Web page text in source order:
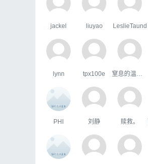
jackel liuyao LeslieTaund
lynn tpx100e
PHI 刘静 赎救。